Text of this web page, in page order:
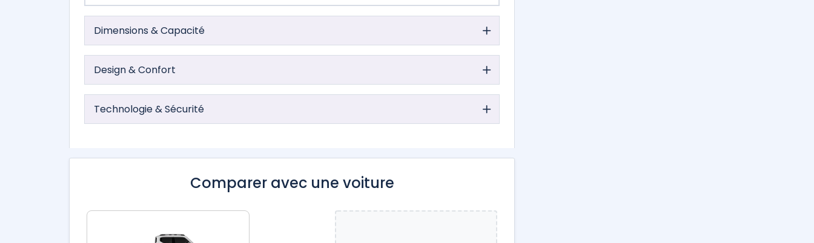
Dimensions & Capacité
Design & Confort
Technologie & Sécurité
Comparer avec une voiture